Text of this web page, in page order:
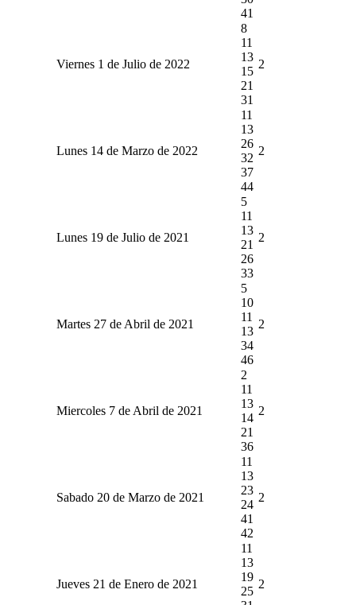
41
Viernes 1 de Julio de 2022
8
11
13
15
21
31
2
Lunes 14 de Marzo de 2022
11
13
26
32
37
44
2
Lunes 19 de Julio de 2021
5
11
13
21
26
33
2
Martes 27 de Abril de 2021
5
10
11
13
34
46
2
Miercoles 7 de Abril de 2021
2
11
13
14
21
36
2
Sabado 20 de Marzo de 2021
11
13
23
24
41
42
2
Jueves 21 de Enero de 2021
11
13
19
25
2